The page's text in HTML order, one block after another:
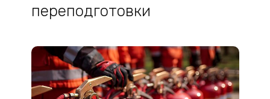
переподготовки